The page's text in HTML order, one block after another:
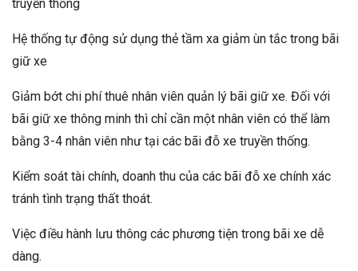
truyền thống
Hệ thống tự động sử dụng thẻ tầm xa giảm ùn tắc trong bãi
giữ xe
Giảm bớt chi phí thuê nhân viên quản lý bãi giữ xe. Đối với
bãi giữ xe thông minh thì chỉ cần một nhân viên có thể làm
bằng 3-4 nhân viên như tại các bãi đỗ xe truyền thống.
Kiểm soát tài chính, doanh thu của các bãi đỗ xe chính xác
tránh tình trạng thất thoát.
Việc điều hành lưu thông các phương tiện trong bãi xe dễ
dàng.